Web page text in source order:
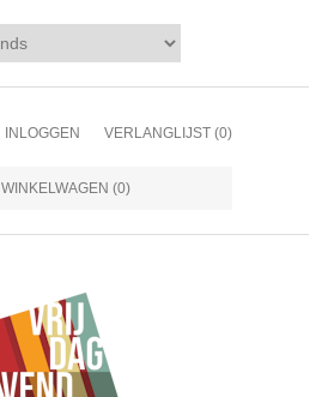
INLOGGEN VERLANGLIJST (0)
WINKELWAGEN (0)